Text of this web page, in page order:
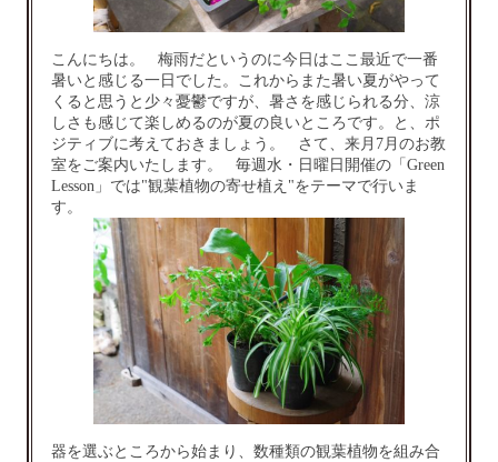
こんにちは。 梅雨だというのに今日はここ最近で一番
暑いと感じる一日でした。これからまた暑い夏がやって
くると思うと少々憂鬱ですが、暑さを感じられる分、涼
しさも感じて楽しめるのが夏の良いところです。と、ポ
ジティブに考えておきましょう。 さて、来月7月のお教
室をご案内いたします。 毎週水・日曜日開催の「Green
Lesson」では"観葉植物の寄せ植え"をテーマで行いま
す。
器を選ぶところから始まり、数種類の観葉植物を組み合